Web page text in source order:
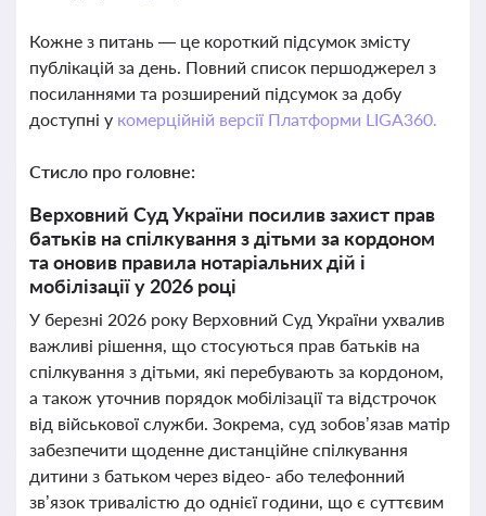
Кожне з питань — це короткий підсумок змісту
публікацій за день. Повний список першоджерел з
посиланнями та розширений підсумок за добу
доступні у комерційній версії Платформи LIGA360.
Стисло про головне:
Верховний Суд України посилив захист прав
батьків на спілкування з дітьми за кордоном
та оновив правила нотаріальних дій і
мобілізації у 2026 році
У березні 2026 року Верховний Суд України ухвалив
важливі рішення, що стосуються прав батьків на
спілкування з дітьми, які перебувають за кордоном,
а також уточнив порядок мобілізації та відстрочок
від військової служби. Зокрема, суд зобов’язав матір
забезпечити щоденне дистанційне спілкування
дитини з батьком через відео- або телефонний
зв’язок тривалістю до однієї години, що є суттєвим